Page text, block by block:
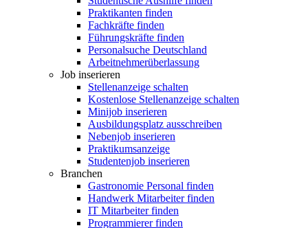
Praktikanten finden
Fachkräfte finden
Führungskräfte finden
Personalsuche Deutschland
Arbeitnehmerüberlassung
Job inserieren
Stellenanzeige schalten
Kostenlose Stellenanzeige schalten
Minijob inserieren
Ausbildungsplatz ausschreiben
Nebenjob inserieren
Praktikumsanzeige
Studentenjob inserieren
Branchen
Gastronomie Personal finden
Handwerk Mitarbeiter finden
IT Mitarbeiter finden
Programmierer finden